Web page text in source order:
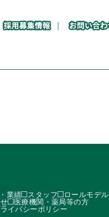
業績 スタッフ
ロールモデル
医療機関・薬局等の方
イバシーポリシー